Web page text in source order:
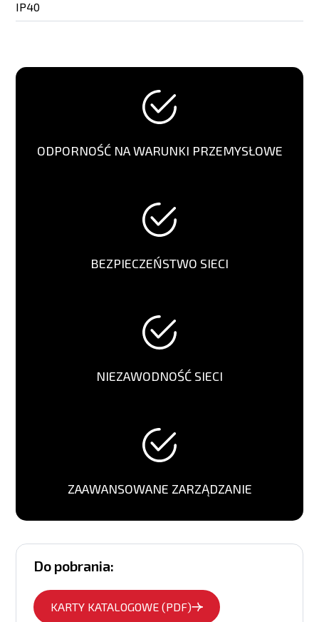
IP40
ODPORNOŚĆ NA WARUNKI PRZEMYSŁOWE
BEZPIECZEŃSTWO SIECI
NIEZAWODNOŚĆ SIECI
ZAAWANSOWANE ZARZĄDZANIE
Do pobrania:
KARTY KATALOGOWE (PDF)